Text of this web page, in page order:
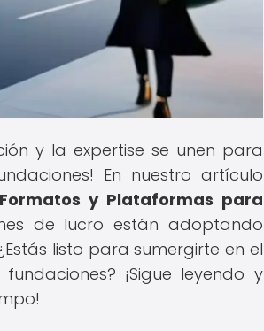
y la expertise se unen para
En nuestro artículo
y Plataformas para
de lucro están adoptando
listo para sumergirte en el
¡Sigue leyendo y